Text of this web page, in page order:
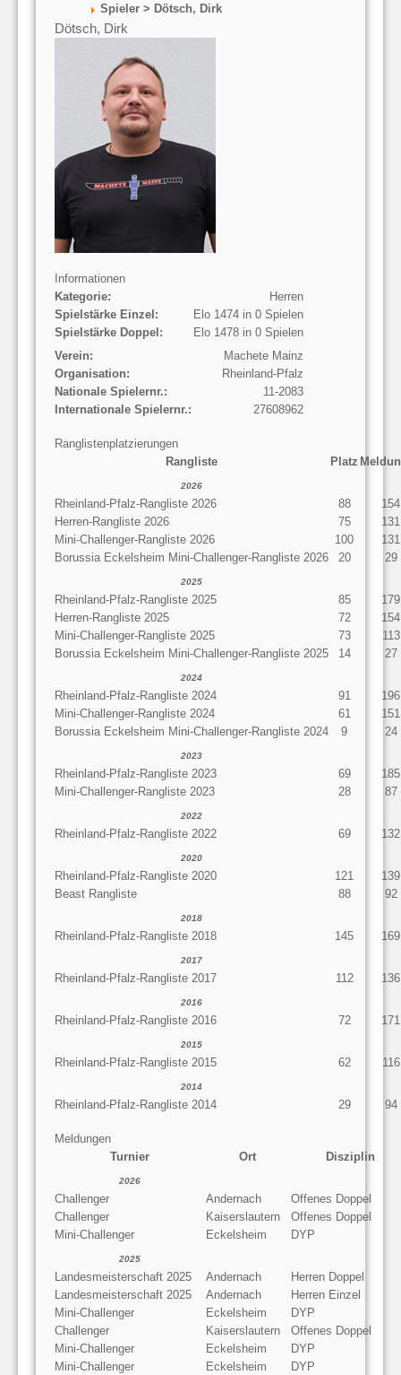
Spieler > Dötsch, Dirk
Dötsch, Dirk
Informationen
Kategorie:
Herren
Spielstärke Einzel:
Elo 1474 in 0 Spielen
Spielstärke Doppel:
Elo 1478 in 0 Spielen
Verein:
Machete Mainz
Organisation:
Rheinland-Pfalz
Nationale Spielernr.:
11-2083
Internationale Spielernr.:
27608962
Ranglistenplatzierungen
Rangliste
Platz
2026
Rheinland-Pfalz-Rangliste 2026 88
154
Herren-Rangliste 2026
75
131
Mini-Challenger-Rangliste 2026
100
131
Borussia Eckelsheim Mini-Challenger-Rangliste 2026
20 29
2025
Rheinland-Pfalz-Rangliste 2025 85
179
Herren-Rangliste 2025
72
154
Mini-Challenger-Rangliste 2025
73
113
Borussia Eckelsheim Mini-Challenger-Rangliste 2025
14 27
2024
Rheinland-Pfalz-Rangliste 2024 91
196
Mini-Challenger-Rangliste 2024
61
151
Borussia Eckelsheim Mini-Challenger-Rangliste 2024
9 24
2023
Rheinland-Pfalz-Rangliste 2023 69
185
Mini-Challenger-Rangliste 2023
28 87
2022
Rheinland-Pfalz-Rangliste 2022 69 132
2020
Rheinland-Pfalz-Rangliste 2020 121
139
Beast Rangliste
88 92
2018
Rheinland-Pfalz-Rangliste 2018 145 169
2017
Rheinland-Pfalz-Rangliste 2017 112 136
2016
Rheinland-Pfalz-Rangliste 2016 72 171
2015
Rheinland-Pfalz-Rangliste 2015 62 116
2014
Rheinland-Pfalz-Rangliste 2014 29 94
Meldungen
Turnier
Ort Disziplin
2026
Challenger Andernach
Offenes Doppel
Challenger
Kaiserslautern
Offenes Doppel
Mini-Challenger
Eckelsheim DYP
2025
Landesmeisterschaft 2025 Andernach
Herren Doppel
Landesmeisterschaft 2025
Andernach
Herren Einzel
Mini-Challenger
Eckelsheim
DYP
Challenger
Kaiserslautern
Offenes Doppel
Mini-Challenger
Eckelsheim
DYP
Mini-Challenger
Eckelsheim DYP